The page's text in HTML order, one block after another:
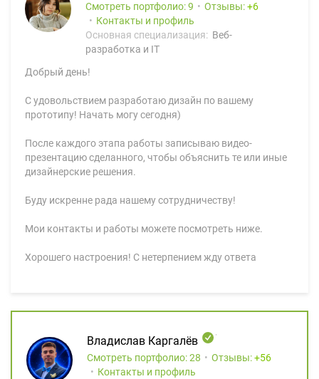
Смотреть портфолио: 9 Отзывы:
6
Контакты и профиль
Основная специализация: Веб-
разработка и IT
Добрый день!
С удовольствием разработаю дизайн по вашему
прототипу! Начать могу сегодня)
После каждого этапа работы записываю видео-
презентацию сделанного, чтобы объяснить те или иные
дизайнерские решения.
Буду искренне рада нашему сотрудничеству!
Мои контакты и работы можете посмотреть ниже.
Хорошего настроения! С нетерпением жду ответа
Владислав Каргалёв
Смотреть портфолио: 28 Отзывы:
56
Контакты и профиль